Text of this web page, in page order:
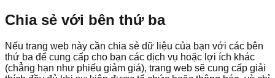
Chia sẻ với bên thứ ba
Nếu trang web này cần chia sẻ dữ liệu của bạn với các bên
thứ ba để cung cấp cho bạn các dịch vụ hoặc lợi ích khác
(chẳng hạn như phiếu giảm giá), trang web sẽ cung cấp giải